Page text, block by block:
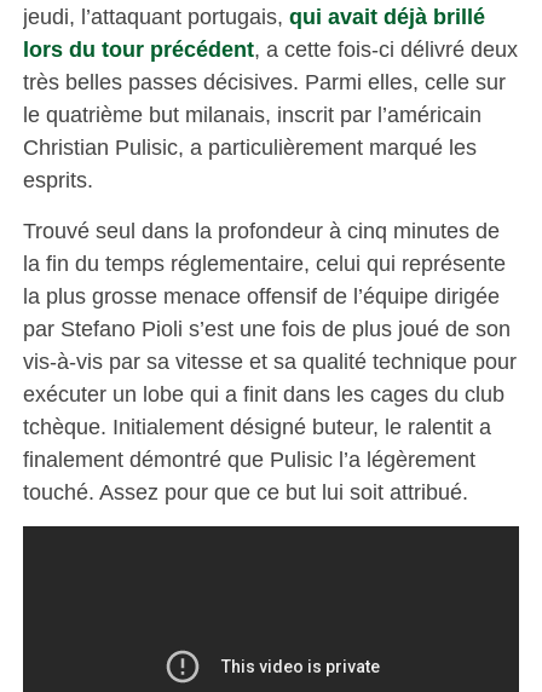
jeudi, l’attaquant portugais, qui avait déjà brillé
lors du tour précédent, a cette fois-ci délivré deux
très belles passes décisives. Parmi elles, celle sur
le quatrième but milanais, inscrit par l’américain
Christian Pulisic, a particulièrement marqué les
esprits.
Trouvé seul dans la profondeur à cinq minutes de
la fin du temps réglementaire, celui qui représente
la plus grosse menace offensif de l’équipe dirigée
par Stefano Pioli s’est une fois de plus joué de son
vis-à-vis par sa vitesse et sa qualité technique pour
exécuter un lobe qui a finit dans les cages du club
tchèque. Initialement désigné buteur, le ralentit a
finalement démontré que Pulisic l’a légèrement
touché. Assez pour que ce but lui soit attribué.